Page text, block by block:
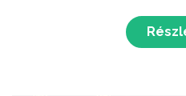
szenvedélyes történetét
lenyűgöző zenei ...